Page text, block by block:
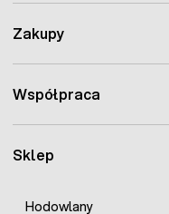
Sklep
Hodowlany
Zakupy
Współpraca